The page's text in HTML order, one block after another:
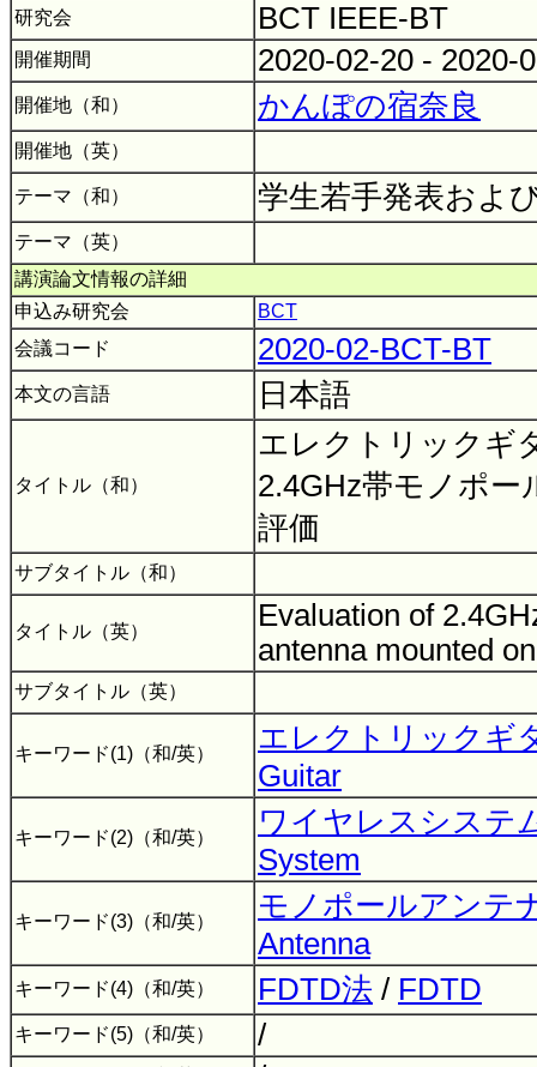
研究会
BCT IEEE-BT
開催期間 2020-02-20 - 2020-
開催地（和） かんぽの宿奈良
開催地（英）
テーマ（和） 学生若手発表およ
テーマ（英）
講演論文情報の詳細
申込み研究会
BCT
会議コード
2020-02-BCT-BT
本文の言語 日本語
タイトル（和）
エレクトリックギ
2.4GHz帯モノポー
評価
サブタイトル（和）
タイトル（英）
Evaluation of
antenna mounted
サブタイトル（英）
キーワード(1)（和/英）
エレクトリックギ
Guitar
キーワード(2)（和/英）
ワイヤレスシステ
System
キーワード(3)（和/英）
モノポールアンテ
Antenna
キーワード(4)（和/英） FDTD法 / FDTD
キーワード(5)（和/英） /